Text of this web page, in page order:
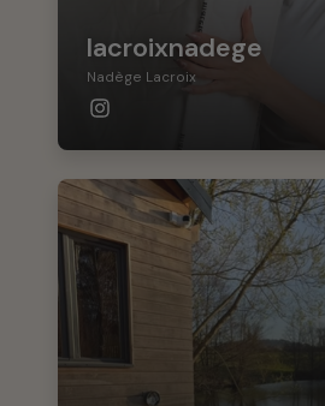
lacroixnadege
Nadège Lacroix